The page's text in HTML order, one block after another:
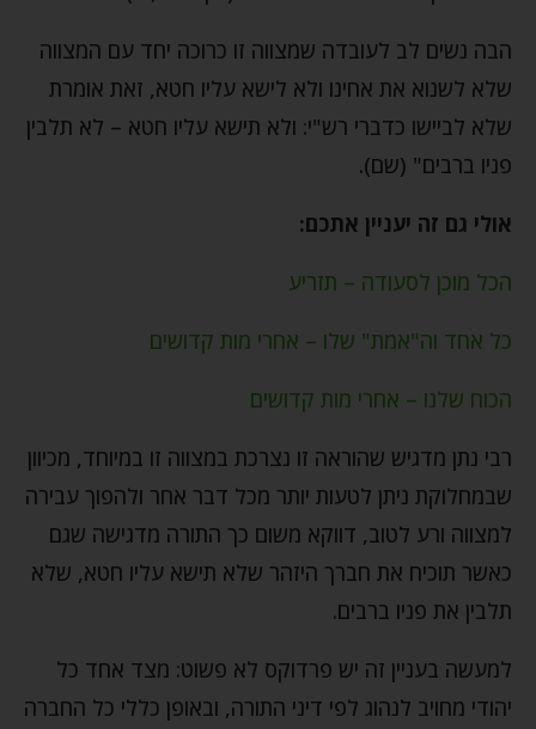
הבה נשים לב לעובדה שמצווה זו כרוכה יחד עם המצווה
שלא לשנוא את אחינו ולא לישא עליו חטא, זאת אומרת
שלא לביישו כדברי רש"י: ולא תישא עליו חטא – לא תלבין
פניו ברבים" (שם).
אולי גם זה יעניין אתכם:
הכל מוכן לסעודה – תזריע
כל אחד וה"אמת" שלו – אחרי מות קדושים
הכוח שלנו – אחרי מות קדושים
רבי נתן מדגיש שהוראה זו נצרכת במצווה זו במיוחד, מכיוון
שבמחלוקת ניתן לטעות יותר מכל דבר אחר ולהפוך עבירה
למצווה ורע לטוב, דווקא משום כך התורה מדגישה שגם
כאשר תוכיח את חברך היזהר שלא תישא עליו חטא, שלא
תלבין את פניו ברבים.
למעשה בעניין זה יש פרדוקס לא פשוט: מצד אחד כל
יהודי מחויב לנהוג לפי דיני התורה, ובאופן כללי כל החברה